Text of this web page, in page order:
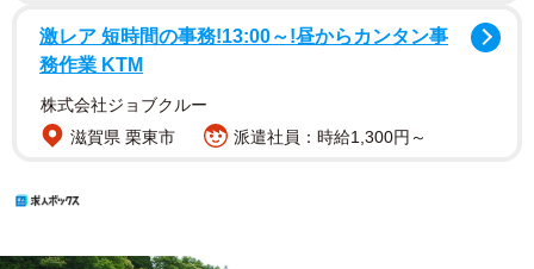
激レア 短時間の事務!13:00～!昼からカンタン事
務作業 KTM
株式会社ジョブクルー
滋賀県 栗東市
派遣社員：時給1,300円～